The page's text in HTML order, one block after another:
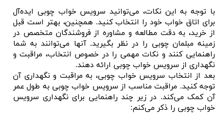
با توجه به این نکات، می‌توانید سرویس خواب چوبی ایده‌آل
برای اتاق خواب خود را انتخاب کنید. همچنین، بهتر است قبل
از خرید، به دقت مطالعه و مشاوره از فروشندگان متخصص در
زمینه مبلمان چوبی را در نظر بگیرید. آنها می‌توانند به شما
راهنمایی کنند و نکات مهمی را در خصوص انتخاب، مراقبت و
نگهداری از سرویس خواب چوبی ارائه دهند.
بعد از انتخاب سرویس خواب چوبی، به مراقبت و نگهداری آن
توجه کنید. مراقبت مناسب از سرویس خواب چوبی به طول عمر
آن کمک می‌کند. در زیر چند راهنمایی برای نگهداری سرویس
خواب چوبی را ذکر می‌کنم: